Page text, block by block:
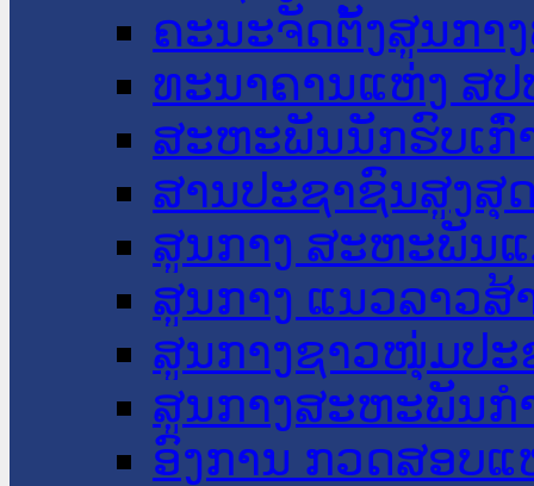
ຄະນະຈັດຕັ້ງສູນກາ
ທະນາຄານແຫ່ງ ສປ
ສະຫະພັນນັກຮົບເກົ່
ສານປະຊາຊົນສູງສຸ
ສູນກາງ ສະຫະພັນ
ສູນກາງ ແນວລາວສ້
ສູນກາງຊາວໜຸ່ມປະ
ສູນກາງສະຫະພັນກ
ອົງການ ກວດສອບແ